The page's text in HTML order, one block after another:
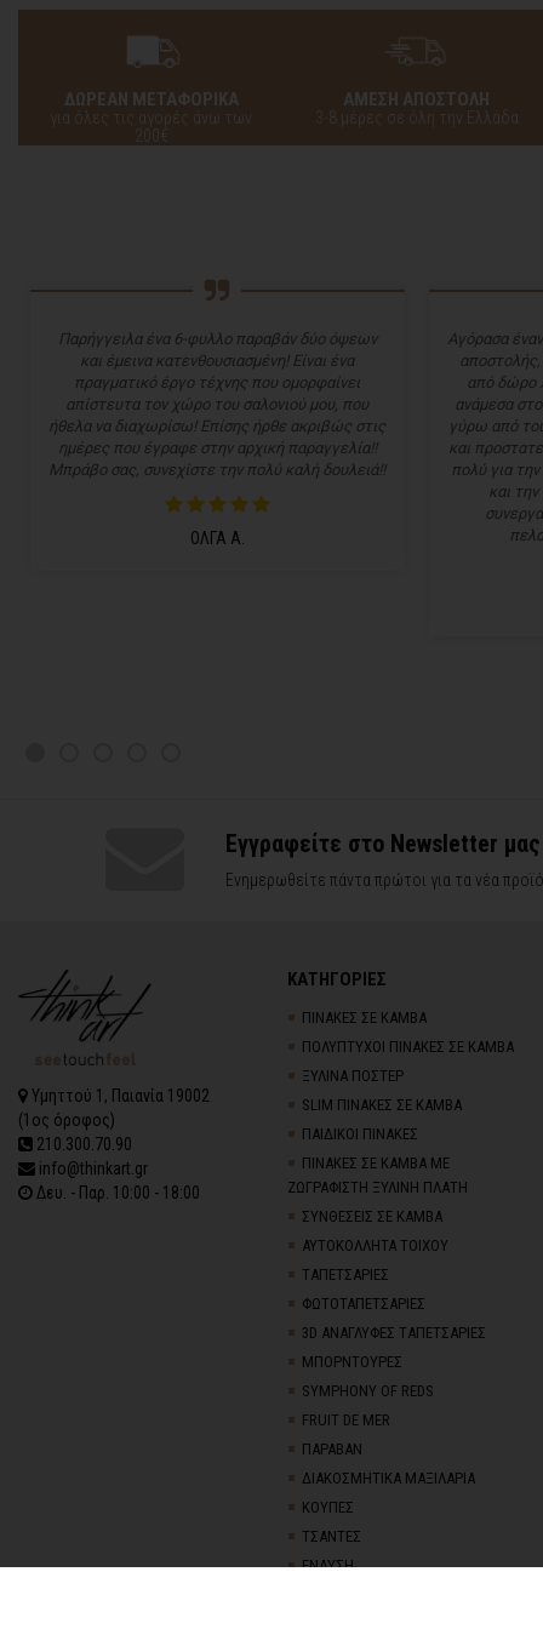
ΔΩΡΕΑΝ ΜΕΤΑΦΟΡΙΚΑ
για όλες τις αγορές άνω των
200€
ΑΜΕΣΗ ΑΠΟΣΤΟΛΗ
3-8 μέρες σε όλη την Ελλάδα
Παρήγγειλα ένα 6-φυλλο παραβάν δύο όψεων
και έμεινα κατενθουσιασμένη! Είναι ένα
πραγματικό έργο τέχνης που ομορφαίνει
απίστευτα τον χώρο του σαλονιού μου, που
ήθελα να διαχωρίσω! Επίσης ήρθε ακριβώς στις
ημέρες που έγραφε στην αρχική παραγγελία!!
Μπράβο σας, συνεχίστε την πολύ καλή δουλειά!!
ΟΛΓΑ Α.
Αγόρασα
από δώρο
ανάμεσα
γύρω από
και
πολύ για
και
Εγγραφείτε στο Newsletter
Ενημερωθείτε πάντα πρώτοι για τα νέα
Υμηττού 1, Παιανία 19002
(1ος όροφος)
210.300.70.90
info@thinkart.gr
Δευ. - Παρ. 10:00 - 18:00
ΚΑΤΗΓΟΡΙΕΣ
ΠΙΝΑΚΕΣ ΣΕ ΚΑΜΒΑ
ΠΟΛΥΠΤΥΧΟΙ ΠΙΝΑΚΕΣ ΣΕ ΚΑΜΒΑ
ΞΥΛΙΝΑ ΠΟΣΤΕΡ
SLIM ΠΙΝΑΚΕΣ ΣΕ ΚΑΜΒΑ
ΠΑΙΔΙΚΟΙ ΠΙΝΑΚΕΣ
ΠΙΝΑΚΕΣ ΣΕ ΚΑΜΒΑ ΜΕ
ΖΩΓΡΑΦΙΣΤΗ ΞΥΛΙΝΗ ΠΛΑΤΗ
ΣΥΝΘΕΣΕΙΣ ΣΕ ΚΑΜΒΑ
ΑΥΤΟΚΟΛΛΗΤΑ ΤΟΙΧΟΥ
TΑΠΕΤΣΑΡΙΕΣ
ΦΩΤΟΤΑΠΕΤΣΑΡΙΕΣ
3D AΝΑΓΛΥΦΕΣ TΑΠΕΤΣΑΡΙΕΣ
ΜΠΟΡΝΤΟΥΡΕΣ
SYMPHONY OF REDS
FRUIT DE MER
ΠΑΡΑΒΑΝ
ΔΙΑΚΟΣΜΗΤΙΚΑ ΜΑΞΙΛΑΡΙΑ
ΚΟΥΠΕΣ
ΤΣΑΝΤΕΣ
ΕΝΔΥΣΗ